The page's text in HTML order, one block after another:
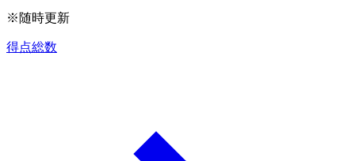
※随時更新
得点総数